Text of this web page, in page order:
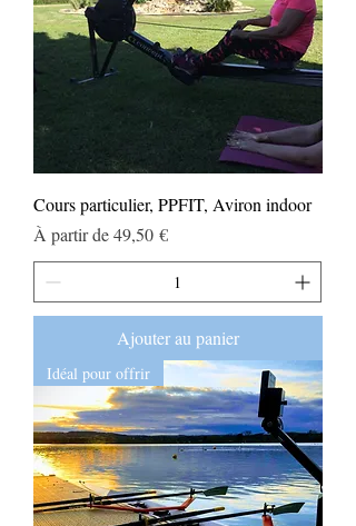
Cours particulier, PPFIT, Aviron indoor
À partir de49,50 €
Prix promotionnel
Ajouter au panier
Idéal pour offrir